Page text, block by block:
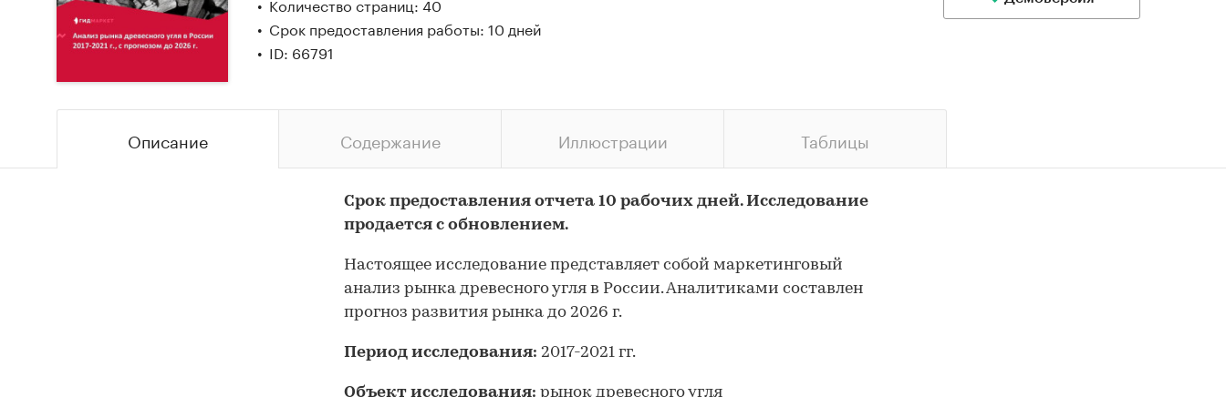
Срок предоставления работы: 10 дней
ID: 66791
Описание Содержание Иллюстрации Таблицы
Срок предоставления отчета 10 рабочих дней. Исследование
продается с обновлением.
Настоящее исследование представляет собой маркетинговый
анализ рынка древесного угля в России. Аналитиками составлен
прогноз развития рынка до 2026 г.
Период исследования: 2017-2021 гг.
Объект исследования: рынок древесного угля